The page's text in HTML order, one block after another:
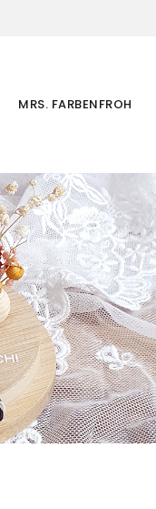
MRS. FARBENFROH